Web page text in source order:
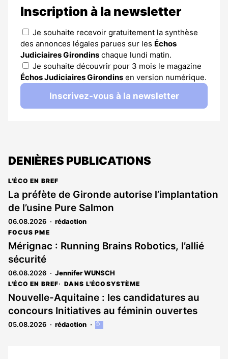
Inscription à la newsletter
Je souhaite recevoir gratuitement la synthèse
des annonces légales parues sur les Échos
Judiciaires Girondins chaque lundi matin.
Je souhaite découvrir pour 3 mois le magazine
Échos Judiciaires Girondins en version numérique.
Inscrivez-vous à la newsletter
DENIÈRES PUBLICATIONS
L'ÉCO EN BREF
La préfète de Gironde autorise l’implantation
de l’usine Pure Salmon
06.08.2026 rédaction
FOCUS PME
Mérignac : Running Brains Robotics, l’allié
sécurité
06.08.2026 Jennifer WUNSCH
L'ÉCO EN BREF DANS L'ÉCOSYSTÈME
Nouvelle-Aquitaine : les candidatures au
concours Initiatives au féminin ouvertes
05.08.2026 rédaction
Cet